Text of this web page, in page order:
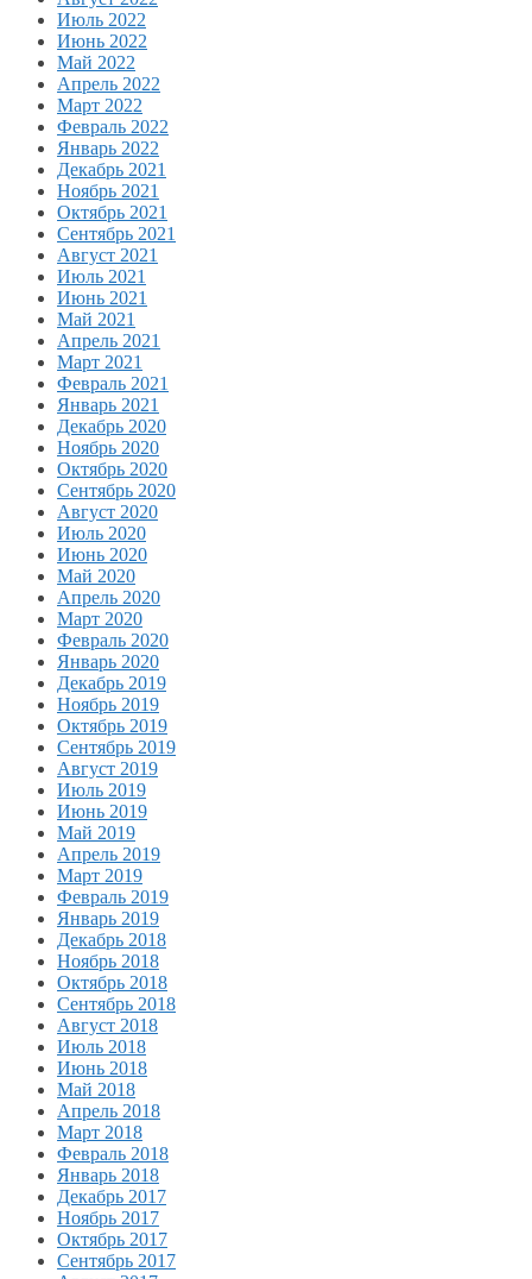
Июль 2022
Июнь 2022
Май 2022
Апрель 2022
Март 2022
Февраль 2022
Январь 2022
Декабрь 2021
Ноябрь 2021
Октябрь 2021
Сентябрь 2021
Август 2021
Июль 2021
Июнь 2021
Май 2021
Апрель 2021
Март 2021
Февраль 2021
Январь 2021
Декабрь 2020
Ноябрь 2020
Октябрь 2020
Сентябрь 2020
Август 2020
Июль 2020
Июнь 2020
Май 2020
Апрель 2020
Март 2020
Февраль 2020
Январь 2020
Декабрь 2019
Ноябрь 2019
Октябрь 2019
Сентябрь 2019
Август 2019
Июль 2019
Июнь 2019
Май 2019
Апрель 2019
Март 2019
Февраль 2019
Январь 2019
Декабрь 2018
Ноябрь 2018
Октябрь 2018
Сентябрь 2018
Август 2018
Июль 2018
Июнь 2018
Май 2018
Апрель 2018
Март 2018
Февраль 2018
Январь 2018
Декабрь 2017
Ноябрь 2017
Октябрь 2017
Сентябрь 2017